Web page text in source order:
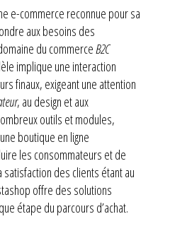
e-commerce reconnue pour sa
aux besoins des
du commerceB2C
implique une interaction
finaux, exigeant une attention
, au design et aux
outils et modules,
boutique en ligne
les consommateurs et de
des clients étant au
offre des solutions
étape du parcours d’achat.